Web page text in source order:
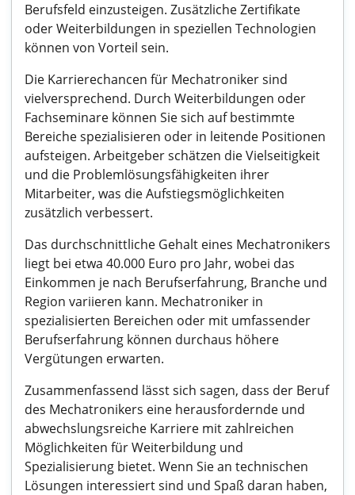
Berufsfeld einzusteigen. Zusätzliche Zertifikate
oder Weiterbildungen in speziellen Technologien
können von Vorteil sein.
Die Karrierechancen für Mechatroniker sind
vielversprechend. Durch Weiterbildungen oder
Fachseminare können Sie sich auf bestimmte
Bereiche spezialisieren oder in leitende Positionen
aufsteigen. Arbeitgeber schätzen die Vielseitigkeit
und die Problemlösungsfähigkeiten ihrer
Mitarbeiter, was die Aufstiegsmöglichkeiten
zusätzlich verbessert.
Das durchschnittliche Gehalt eines Mechatronikers
liegt bei etwa 40.000 Euro pro Jahr, wobei das
Einkommen je nach Berufserfahrung, Branche und
Region variieren kann. Mechatroniker in
spezialisierten Bereichen oder mit umfassender
Berufserfahrung können durchaus höhere
Vergütungen erwarten.
Zusammenfassend lässt sich sagen, dass der Beruf
des Mechatronikers eine herausfordernde und
abwechslungsreiche Karriere mit zahlreichen
Möglichkeiten für Weiterbildung und
Spezialisierung bietet. Wenn Sie an technischen
Lösungen interessiert sind und Spaß daran haben,